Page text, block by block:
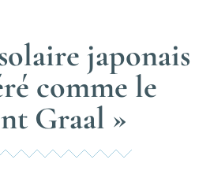
japonais
comme le
Graal »